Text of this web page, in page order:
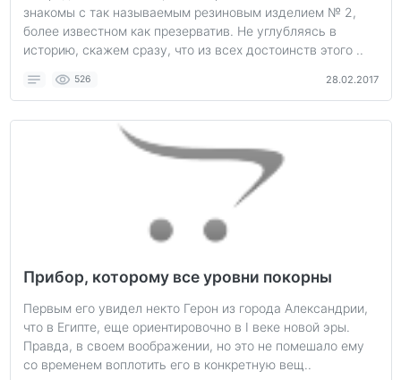
знакомы с так называемым резиновым изделием № 2,
более известном как презерватив. Не углубляясь в
историю, скажем сразу, что из всех достоинств этого ..
526 28.02.2017
Прибор, которому все уровни покорны
Первым его увидел некто Герон из города Александрии,
что в Египте, еще ориентировочно в I веке новой эры.
Правда, в своем воображении, но это не помешало ему
со временем воплотить его в конкретную вещ..